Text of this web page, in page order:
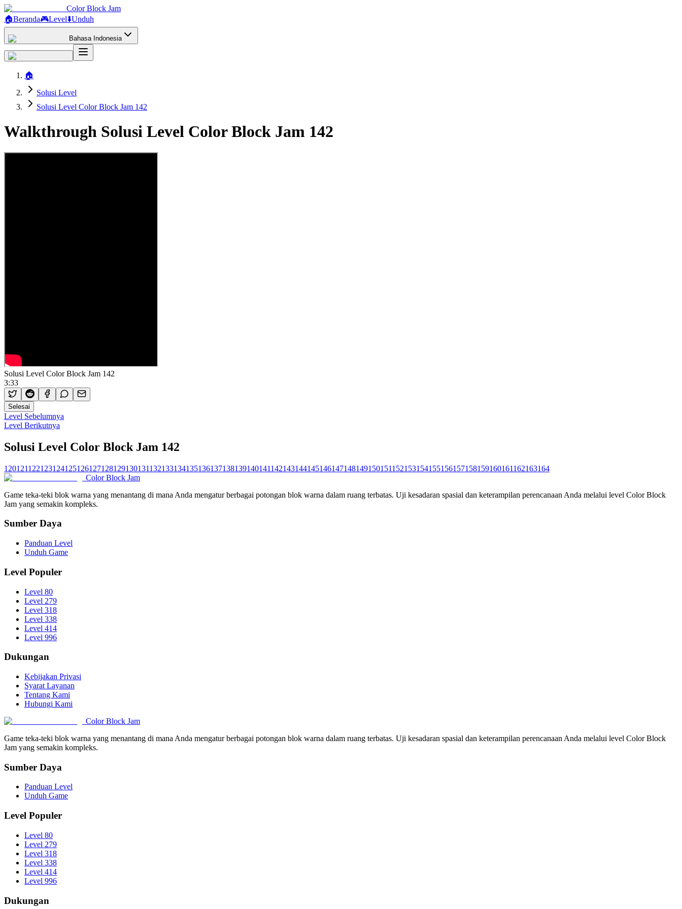
Color Block Jam
🏠Beranda🎮Level⬇️Unduh
Bahasa Indonesia
🏠
Solusi Level
Solusi Level Color Block Jam 142
Walkthrough Solusi Level Color Block Jam 142
Solusi Level Color Block Jam 142
3:33
Selesai
Level Sebelumnya
Level Berikutnya
Solusi Level Color Block Jam 142
120121122123124125126127128129130131132133134135136137138139140141142143144145146147148149150151152153154155156157158159160161162163164
Color Block Jam
Game teka-teki blok warna yang menantang di mana Anda mengatur berbagai potongan blok warna dalam ruang terbatas. Uji kesadaran spasial dan keterampilan perencanaan Anda melalui level Color Block
Jam yang semakin kompleks.
Sumber Daya
Panduan Level
Unduh Game
Level Populer
Level 80
Level 279
Level 318
Level 338
Level 414
Level 996
Dukungan
Kebijakan Privasi
Syarat Layanan
Tentang Kami
Hubungi Kami
Color Block Jam
Game teka-teki blok warna yang menantang di mana Anda mengatur berbagai potongan blok warna dalam ruang terbatas. Uji kesadaran spasial dan keterampilan perencanaan Anda melalui level Color Block
Jam yang semakin kompleks.
Sumber Daya
Panduan Level
Unduh Game
Level Populer
Level 80
Level 279
Level 318
Level 338
Level 414
Level 996
Dukungan